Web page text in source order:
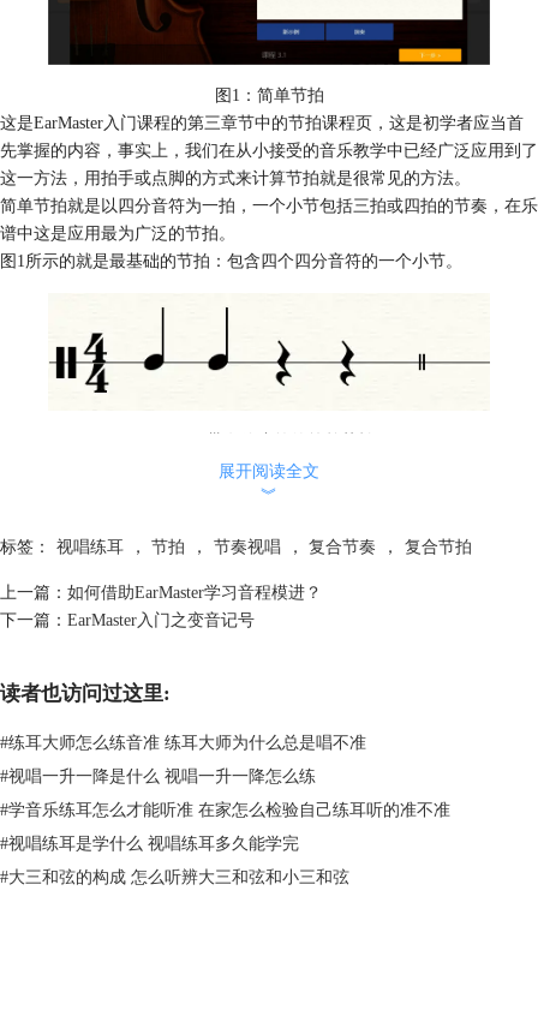
图1：简单节拍
这是EarMaster入门课程的第三章节中的节拍课程页，这是初学者应当首
先掌握的内容，事实上，我们在从小接受的音乐教学中已经广泛应用到了
这一方法，用拍手或点脚的方式来计算节拍就是很常见的方法。
简单节拍就是以四分音符为一拍，一个小节包括三拍或四拍的节奏，在乐
谱中这是应用最为广泛的节拍。
图1所示的就是最基础的节拍：包含四个四分音符的一个小节。
的节拍叫做跳跃节奏，遇到休止符时我们空下对应拍数即可。
符。
八分音符的时值是四分音符的一半，在四四拍小节中出现八个八分音符，
就是经典的简单细分音符，如上图所示。
要注意的是，这里节拍本身并无显著变化，变了的只是小节中的音符元
三、复合节拍
到了第二十章的复合节拍，节奏就变得复杂了。
展开阅读全文
︾
标签： 视唱练耳 ， 节拍 ， 节奏视唱 ， 复合节奏 ， 复合节拍
上一篇： 如何借助EarMaster学习音程模进？
下一篇： EarMaster入门之变音记号
读者也访问过这里:
#练耳大师怎么练音准 练耳大师为什么总是唱不准
#视唱一升一降是什么 视唱一升一降怎么练
#学音乐练耳怎么才能听准 在家怎么检验自己练耳听的准不准
#视唱练耳是学什么 视唱练耳多久能学完
#大三和弦的构成 怎么听辨大三和弦和小三和弦